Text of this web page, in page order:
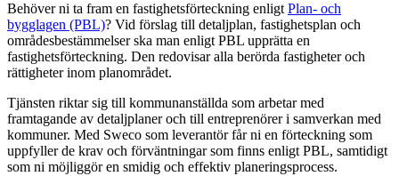
Behöver ni ta fram en fastighetsförteckning enligt Plan- och
bygglagen (PBL)? Vid förslag till detaljplan, fastighetsplan och
områdesbestämmelser ska man enligt PBL upprätta en
fastighetsförteckning. Den redovisar alla berörda fastigheter och
rättigheter inom planområdet.
Tjänsten riktar sig till kommunanställda som arbetar med
framtagande av detaljplaner och till entreprenörer i samverkan med
kommuner. Med Sweco som leverantör får ni en förteckning som
uppfyller de krav och förväntningar som finns enligt PBL, samtidigt
som ni möjliggör en smidig och effektiv planeringsprocess.